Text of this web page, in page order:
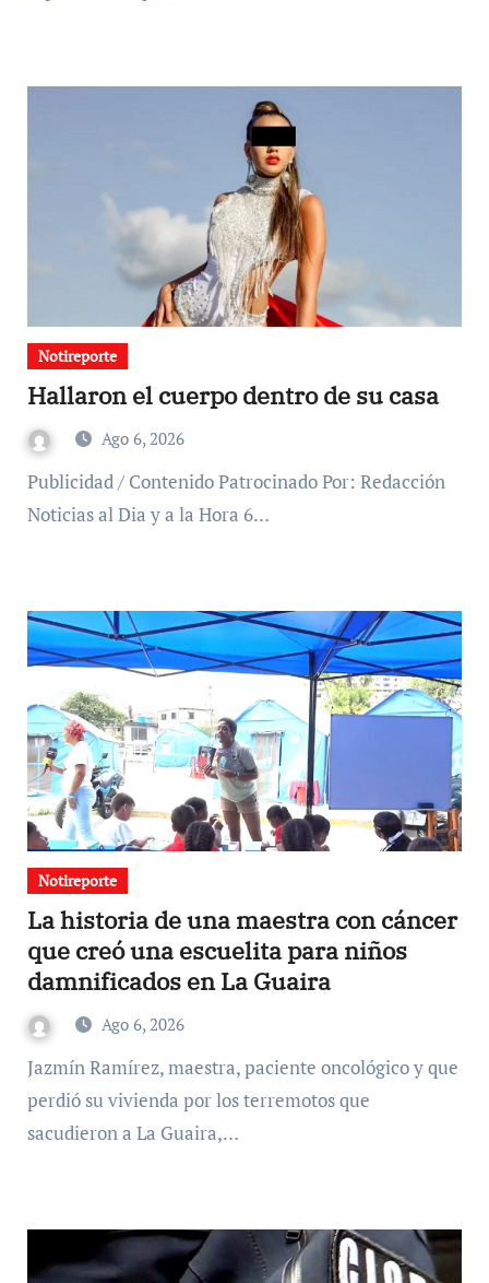
Notireporte
Hallaron el cuerpo dentro de su casa
Ago 6, 2026
Publicidad / Contenido Patrocinado Por: Redacción
Noticias al Dia y a la Hora 6…
Notireporte
La historia de una maestra con cáncer
que creó una escuelita para niños
damnificados en La Guaira
Ago 6, 2026
Jazmín Ramírez, maestra, paciente oncológico y que
perdió su vivienda por los terremotos que
sacudieron a La Guaira,…